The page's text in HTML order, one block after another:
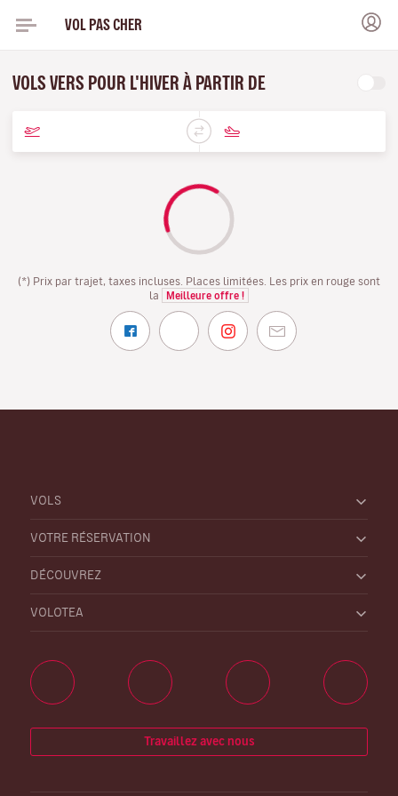
VOL PAS CHER
VOLS VERS POUR L'HIVER À PARTIR DE
(*) Prix par trajet, taxes incluses. Places limitées. Les prix en rouge sont
la
Meilleure offre !
VOLS
VOTRE RÉSERVATION
DÉCOUVREZ
VOLOTEA
Travaillez avec nous